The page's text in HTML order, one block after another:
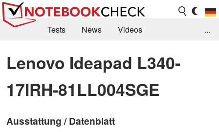
Tests News
Videos
Kaufberatung
Deals Suche
Jobs
Forum
...
Lenovo Ideapad L340-
17IRH-81LL004SGE
Ausstattung / Datenblatt